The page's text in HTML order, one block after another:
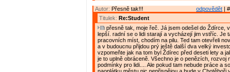
odpovědět |
Autor: Přesně tak!!!
Titulek: Re:Student
přesně tak, moje řeč. Já jsem odešel do Ždírce,
lepší. radní se o lidi starají a vycházejí jim vstříc. Je
pracovních míst, chodím na pilu. Ted tam otevřeli
a v budoucnu přijdou prý ještě další dva velký
vzpomeňte jak na tom byl Ždírec před deseti lety a
je to uplně obráceně. Všechno je o penězích, rozvoj
podmínky pro lidi.... Ale pokud tam nebude práce a